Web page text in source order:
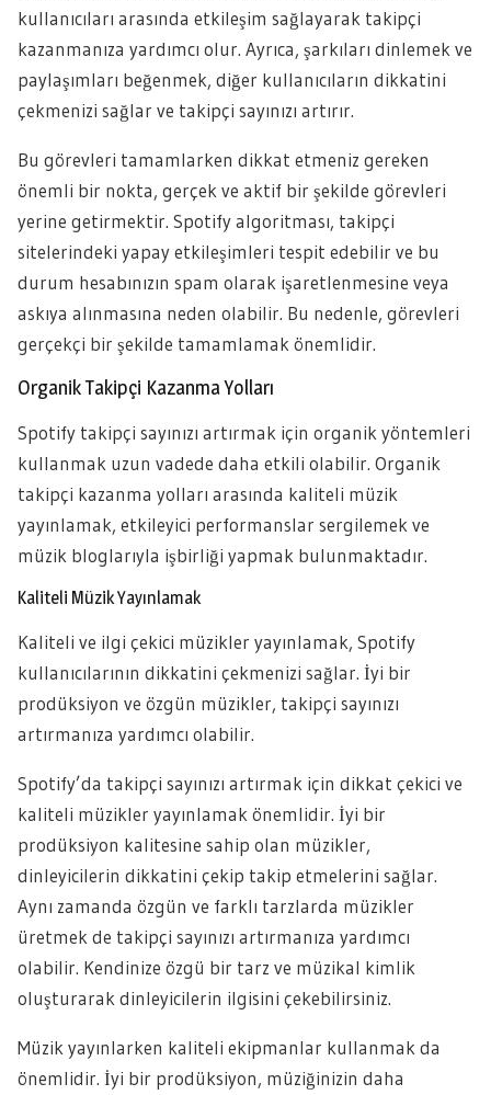
kullanıcıları arasında etkileşim sağlayarak takipçi
kazanmanıza yardımcı olur. Ayrıca, şarkıları dinlemek ve
paylaşımları beğenmek, diğer kullanıcıların dikkatini
çekmenizi sağlar ve takipçi sayınızı artırır.
Bu görevleri tamamlarken dikkat etmeniz gereken
önemli bir nokta, gerçek ve aktif bir şekilde görevleri
yerine getirmektir. Spotify algoritması, takipçi
sitelerindeki yapay etkileşimleri tespit edebilir ve bu
durum hesabınızın spam olarak işaretlenmesine veya
askıya alınmasına neden olabilir. Bu nedenle, görevleri
gerçekçi bir şekilde tamamlamak önemlidir.
Organik Takipçi Kazanma Yolları
Spotify takipçi sayınızı artırmak için organik yöntemleri
kullanmak uzun vadede daha etkili olabilir. Organik
takipçi kazanma yolları arasında kaliteli müzik
yayınlamak, etkileyici performanslar sergilemek ve
müzik bloglarıyla işbirliği yapmak bulunmaktadır.
Kaliteli Müzik Yayınlamak
Kaliteli ve ilgi çekici müzikler yayınlamak, Spotify
kullanıcılarının dikkatini çekmenizi sağlar. İyi bir
prodüksiyon ve özgün müzikler, takipçi sayınızı
artırmanıza yardımcı olabilir.
Spotify’da takipçi sayınızı artırmak için dikkat çekici ve
kaliteli müzikler yayınlamak önemlidir. İyi bir
prodüksiyon kalitesine sahip olan müzikler,
dinleyicilerin dikkatini çekip takip etmelerini sağlar.
Aynı zamanda özgün ve farklı tarzlarda müzikler
üretmek de takipçi sayınızı artırmanıza yardımcı
olabilir. Kendinize özgü bir tarz ve müzikal kimlik
oluşturarak dinleyicilerin ilgisini çekebilirsiniz.
Müzik yayınlarken kaliteli ekipmanlar kullanmak da
önemlidir. İyi bir prodüksiyon, müziğinizin daha